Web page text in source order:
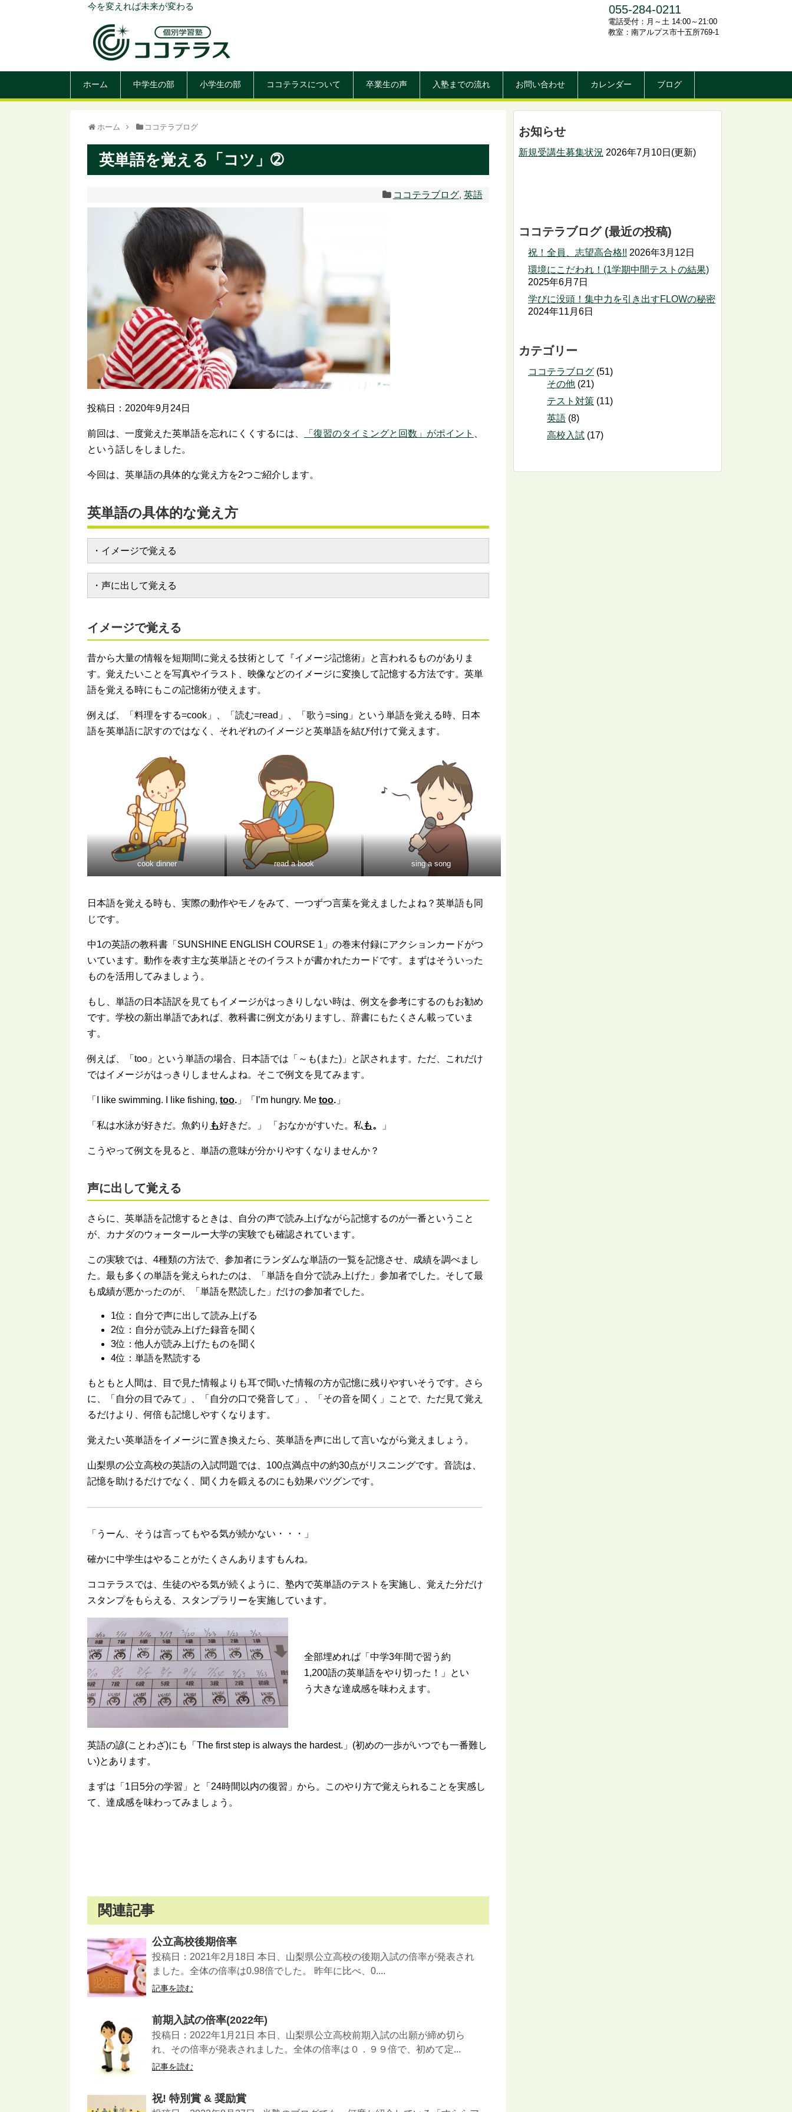
今を変えれば未来が変わる 055-284-0211
電話受付：月～土 14:00～21:00
教室：南アルプス市十五所769-1
ホーム 中学生の部 小学生の部 ココテラスについて 卒業生の声 入塾までの流れ お問い合わせ カレンダー ブログ
ホーム ココテラブログ
英単語を覚える「コツ」➁
ココテラブログ, 英語
投稿日：2020年9月24日
前回は、一度覚えた英単語を忘れにくくするには、 「復習のタイミングと回数」がポイント
という話しをしました。
今回は、英単語の具体的な覚え方を2つご紹介します。
英単語の具体的な覚え方
・イメージで覚える
・声に出して覚える
イメージで覚える
昔から大量の情報を短期間に覚える技術として『イメージ記憶術』と言われるものがありま
す。覚えたいことを写真やイラスト、映像などのイメージに変換して記憶する方法です。英単
語を覚える時にもこの記憶術が使えます。
例えば、「料理をする=cook」、「読む=read」、「歌う=sing」という単語を覚える時、日本
語を英単語に訳すのではなく、それぞれのイメージと英単語を結び付けて覚えます。
cook dinner read a book sing a song
日本語を覚える時も、実際の動作やモノをみて、一つずつ言葉を覚えましたよね？英単語も同
じです。
中1の英語の教科書「SUNSHINE ENGLISH COURSE 1」の巻末付録にアクションカードがつ
いています。動作を表す主な英単語とそのイラストが書かれたカードです。まずはそういった
ものを活用してみましょう。
もし、単語の日本語訳を見てもイメージがはっきりしない時は、例文を参考にするのもお勧め
です。学校の新出単語であれば、教科書に例文がありますし、辞書にもたくさん載っていま
す。
例えば、「too」という単語の場合、日本語では「～も(また)」と訳されます。ただ、これだけ
ではイメージがはっきりしませんよね。そこで例文を見てみます。
「I like swimming. I like fishing, too. 」「I’m hungry. Me too. 」
「私は水泳が好きだ。魚釣り も好きだ。」 「おなかがすいた。私 も。 」
こうやって例文を見ると、単語の意味が分かりやすくなりませんか？
声に出して覚える
さらに、英単語を記憶するときは、自分の声で読み上げながら記憶するのが一番ということ
が、カナダのウォータールー大学の実験でも確認されています。
この実験では、4種類の方法で、参加者にランダムな単語の一覧を記憶させ、成績を調べまし
た。最も多くの単語を覚えられたのは、「単語を自分で読み上げた」参加者でした。そして最
も成績が悪かったのが、「単語を黙読した」だけの参加者でした。
1位：自分で声に出して読み上げる
2位：自分が読み上げた録音を聞く
3位：他人が読み上げたものを聞く
4位：単語を黙読する
もともと人間は、目で見た情報よりも耳で聞いた情報の方が記憶に残りやすいそうです。さら
に、「自分の目でみて」、「自分の口で発音して」、「その音を聞く」ことで、ただ見て覚え
るだけより、何倍も記憶しやすくなります。
覚えたい英単語をイメージに置き換えたら、英単語を声に出して言いながら覚えましょう。
山梨県の公立高校の英語の入試問題では、100点満点中の約30点がリスニングです。音読は、
記憶を助けるだけでなく、聞く力を鍛えるのにも効果バツグンです。
「うーん、そうは言ってもやる気が続かない・・・」
確かに中学生はやることがたくさんありますもんね。
ココテラスでは、生徒のやる気が続くように、塾内で英単語のテストを実施し、覚えた分だけ
スタンプをもらえる、スタンプラリーを実施しています。
全部埋めれば「中学3年間で習う約
1,200語の英単語をやり切った！」とい
う大きな達成感を味わえます。
英語の諺(ことわざ)にも「The first step is always the hardest.」(初めの一歩がいつでも一番難し
い)とあります。
まずは「1日5分の学習」と「24時間以内の復習」から。このやり方で覚えられることを実感し
て、達成感を味わってみましょう。
関連記事
公立高校後期倍率
投稿日：2021年2月18日 本日、山梨県公立高校の後期入試の倍率が発表され
ました。全体の倍率は0.98倍でした。 昨年に比べ、0....
記事を読む
前期入試の倍率(2022年)
投稿日：2022年1月21日 本日、山梨県公立高校前期入試の出願が締め切ら
れ、その倍率が発表されました。全体の倍率は０．９９倍で、初めて定...
記事を読む
祝! 特別賞 & 奨励賞
お知らせ
新規受講生募集状況 2026年7月10日(更新)
ココテラブログ (最近の投稿)
祝！全員、志望高合格!! 2026年3月12日
環境にこだわれ！(1学期中間テストの結果)
2025年6月7日
学びに没頭！集中力を引き出すFLOWの秘密
2024年11月6日
カテゴリー
ココテラブログ (51)
その他 (21)
テスト対策 (11)
英語 (8)
高校入試 (17)